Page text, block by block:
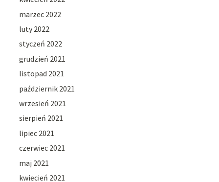
marzec 2022
luty 2022
styczeń 2022
grudzień 2021
listopad 2021
październik 2021
wrzesień 2021
sierpień 2021
lipiec 2021
czerwiec 2021
maj 2021
kwiecień 2021